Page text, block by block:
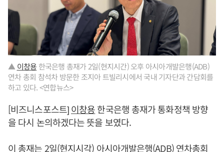
▲ 이창용 한국은행 총재가 2일(현지시간) 오후 아시아개발은행(ADB)
연차 총회 참석차 방문한 조지아 트빌리시에서 국내 기자단과 간담회를
하고 있다. <연합뉴스>
[비즈니스포스트]이창용한국은행 총재가 통화정책 방향
을 다시 논의하겠다는 뜻을 보였다.
이 총재는 2일(현지시각) 아시아개발은행(ADB) 연차총회